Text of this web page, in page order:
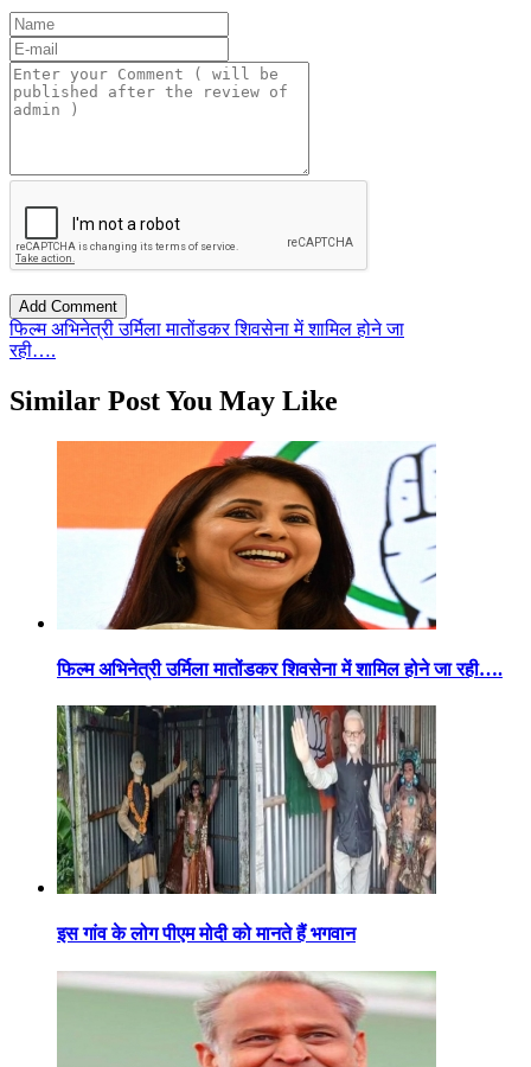
फिल्म अभिनेत्री उर्मिला मातोंडकर शिवसेना में शामिल होने जा
रही….
Similar Post You May Like
फिल्म अभिनेत्री उर्मिला मातोंडकर शिवसेना में शामिल होने जा रही….
इस गांव के लोग पीएम मोदी को मानते हैं भगवान